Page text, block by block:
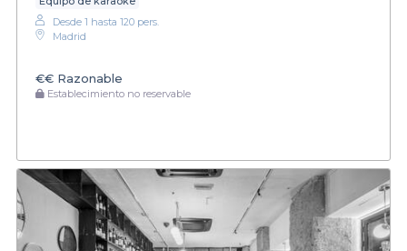
Desde 1 hasta 120 pers.
Madrid
€€ Razonable
Establecimiento no reservable